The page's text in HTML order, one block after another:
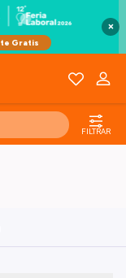
×
FILTRAR